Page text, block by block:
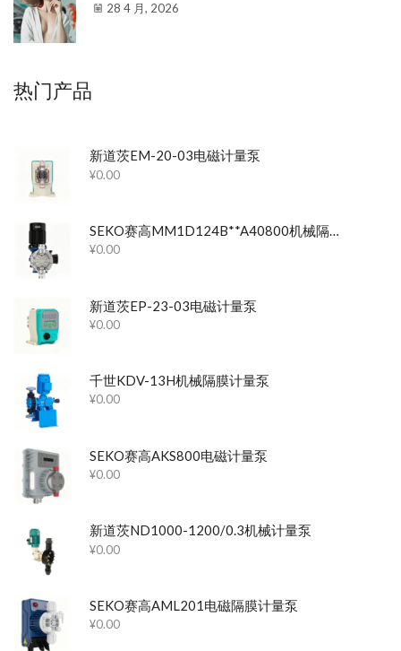
28 4 月, 2026
热门产品
新道茨EM-20-03电磁计量泵
¥0.00
SEKO赛高MM1D124B**A40800机械隔膜计量泵
¥0.00
新道茨EP-23-03电磁计量泵
¥0.00
千世KDV-13H机械隔膜计量泵
¥0.00
SEKO赛高AKS800电磁计量泵
¥0.00
新道茨ND1000-1200/0.3机械计量泵
¥0.00
SEKO赛高AML201电磁隔膜计量泵
¥0.00